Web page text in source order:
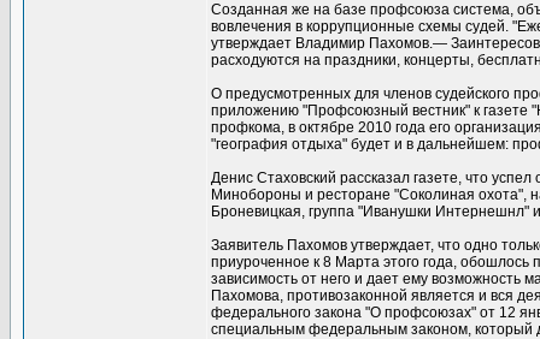
Созданная же на базе профсоюза система,
вовлечения в коррупционные схемы судей.
утверждает Владимир Пахомов.—
расходуются на праздники, концерты,
О предусмотренных для членов судейского
приложению "Профсоюзный вестник" к газете
профкома, в октябре 2010 года его
"география отдыха" будет и в дальнейшем:
Денис Стаховский рассказал газете, что
Минобороны и ресторане "Соколиная охота",
Броневицкая, группа "Иванушки Интернешнл"
Заявитель Пахомов утверждает, что одно
приуроченное к 8 Марта этого года,
зависимость от него и дает ему возможность
Пахомова, противозаконной является и вся
федерального закона "О профсоюзах" от 12
специальным федеральным законом, который